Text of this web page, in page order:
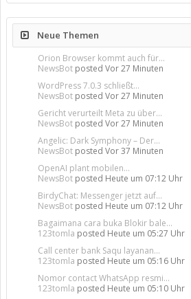
Neue Themen
Orion Browser kommt auch für...
NewsBot posted Vor 27 Minuten
WordPress 7.0.3 schließt...
NewsBot posted Vor 27 Minuten
Gericht verurteilt Meta zu über...
NewsBot posted Vor 27 Minuten
Angelic: Dark Symphony – Der...
NewsBot posted Vor 37 Minuten
OpenAI plant mobilen...
NewsBot posted Heute um 07:12 Uhr
BirdyChat: Messenger jetzt auf...
NewsBot posted Heute um 07:12 Uhr
Bagaimana cara buka Blokir bale...
123tomla posted Heute um 05:27 Uhr
Call center bank Saqu layanan...
123tomla posted Heute um 05:16 Uhr
Nomor contact WhatsApp resmi...
123tomla posted Heute um 05:10 Uhr